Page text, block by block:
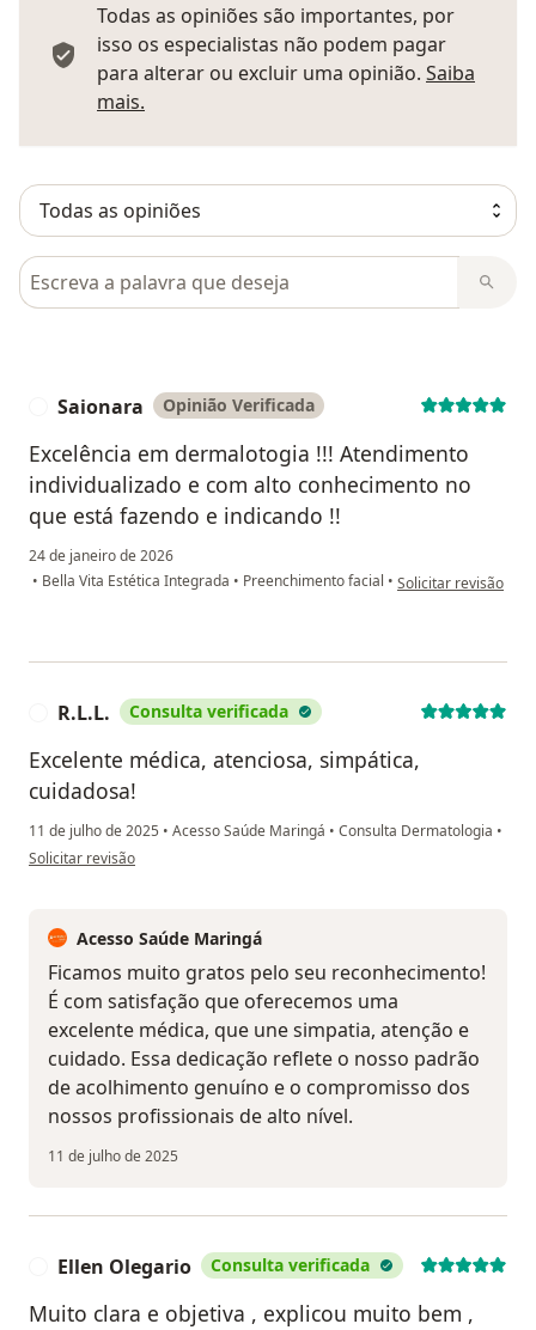
Todas as opiniões são importantes, por
isso os especialistas não podem pagar
para alterar ou excluir uma opinião. Saiba
mais.
Pesquisar em opiniões
Saionara Opinião Verificada
Excelência em dermalotogia !!! Atendimento
individualizado e com alto conhecimento no
que está fazendo e indicando !!
24 de janeiro de 2026
• Bella Vita Estética Integrada • Preenchimento facial • na opinião do
Solicitar revisão
R.L.L. Consulta verificada
Excelente médica, atenciosa, simpática,
cuidadosa!
11 de julho de 2025 • Acesso Saúde Maringá • Consulta Dermatologia •
na opinião do utilizador R.L.L.
Solicitar revisão
Acesso Saúde Maringá
Ficamos muito gratos pelo seu reconhecimento!
É com satisfação que oferecemos uma
excelente médica, que une simpatia, atenção e
cuidado. Essa dedicação reflete o nosso padrão
de acolhimento genuíno e o compromisso dos
nossos profissionais de alto nível.
11 de julho de 2025
Ellen Olegario Consulta verificada
Muito clara e objetiva , explicou muito bem ,